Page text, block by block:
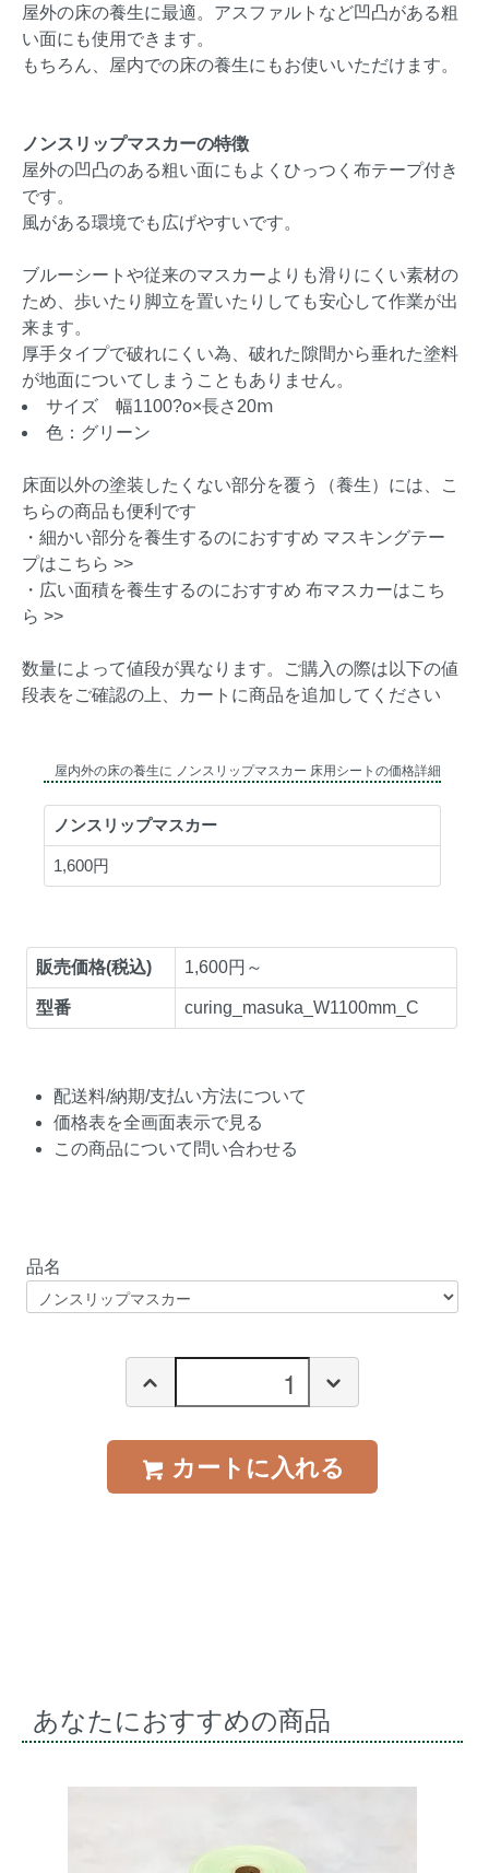
屋外の床の養生に最適。アスファルトなど凹凸がある粗
い面にも使用できます。
もちろん、屋内での床の養生にもお使いいただけます。
ノンスリップマスカーの特徴
屋外の凹凸のある粗い面にもよくひっつく布テープ付き
です。
風がある環境でも広げやすいです。
ブルーシートや従来のマスカーよりも滑りにくい素材の
ため、歩いたり脚立を置いたりしても安心して作業が出
来ます。
厚手タイプで破れにくい為、破れた隙間から垂れた塗料
が地面についてしまうこともありません。
サイズ 幅1100?o×長さ20ⅿ
色：グリーン
床面以外の塗装したくない部分を覆う（養生）には、こ
ちらの商品も便利です
・細かい部分を養生するのにおすすめ マスキングテー
プはこちら >>
・広い面積を養生するのにおすすめ 布マスカーはこち
ら >>
数量によって値段が異なります。ご購入の際は以下の値
段表をご確認の上、カートに商品を追加してください
販売価格(税込) 1,600円～
型番 curing_masuka_W1100mm_C
配送料/納期/支払い方法について
価格表を全画面表示で見る
この商品について問い合わせる
品名
カートに入れる
あなたにおすすめの商品